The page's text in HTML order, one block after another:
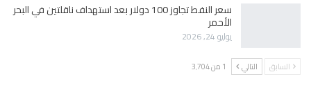
سعر النفط تجاوز 100 دولار بعد استهداف ناقلتين في البحر
الأحمر
يوليو 24, 2026
السابق التالي 1 من 3٬704